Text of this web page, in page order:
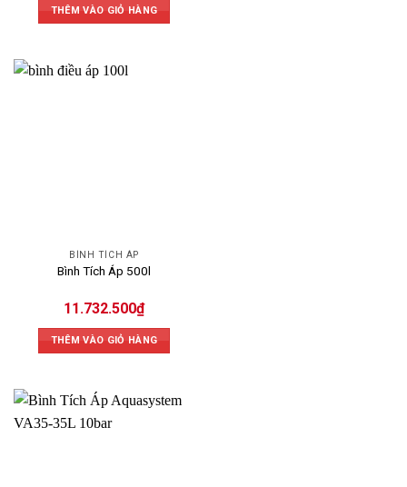
THÊM VÀO GIỎ HÀNG
BÌNH TÍCH ÁP
Bình Tích Áp 500l
11.732.500₫
THÊM VÀO GIỎ HÀNG